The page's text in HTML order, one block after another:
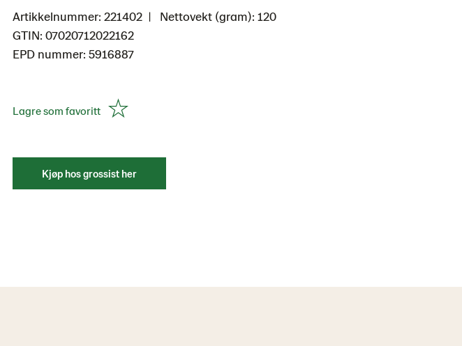
Artikkelnummer: 221402
Nettovekt (gram): 120
GTIN: 07020712022162
EPD nummer: 5916887
Lagre som favoritt
Kjøp hos grossist her